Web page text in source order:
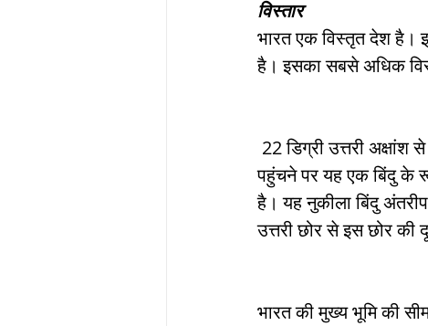
विस्तार
भारत एक विस्तृत देश है।
है। इसका सबसे अधिक
पहुंचने पर यह एक बिंदु के
है। यह नुकीला बिंदु
उत्तरी छोर से इस छोर की
भारत की मुख्य भूमि की